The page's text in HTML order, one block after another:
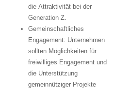
die Attraktivität bei der
Generation Z.
Gemeinschaftliches
Engagement: Unternehmen
sollten Möglichkeiten für
freiwilliges Engagement und
die Unterstützung
gemeinnütziger Projekte